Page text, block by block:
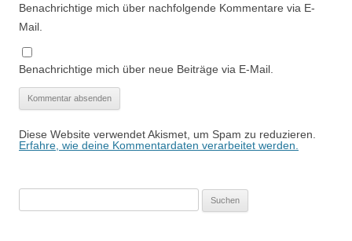
Benachrichtige mich über nachfolgende Kommentare via E-
Mail.
Benachrichtige mich über neue Beiträge via E-Mail.
Diese Website verwendet Akismet, um Spam zu reduzieren.
Erfahre, wie deine Kommentardaten verarbeitet werden.